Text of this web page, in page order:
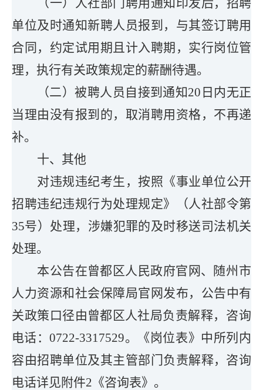
单位及时通知新聘人员报到，与其签订聘用
合同，约定试用期且计入聘期，实行岗位管
理，执行有关政策规定的薪酬待遇。
（二）被聘人员自接到通知20日内无正
当理由没有报到的，取消聘用资格，不再递
补。
十、其他
对违规违纪考生，按照《事业单位公开
招聘违纪违规行为处理规定》（人社部令第
35号）处理，涉嫌犯罪的及时移送司法机关
处理。
本公告在曾都区人民政府官网、
随州市
人力资源和社会保障局官网发布，公告中有
关政策口径由曾都区 人社局负责解释， 咨询
电话：0722-3317529。
《岗位表》中所列内
容由招聘单位及其主管部门负责解释， 咨询
电话详见附件2 《咨询表》。